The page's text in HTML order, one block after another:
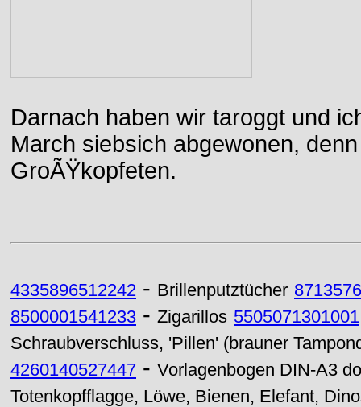
Darnach haben wir taroggt und
March siebsich abgewonen,
GroÃŸkopfeten.
4335896512242 - Brillenputztücher
8500001541233 - Zigarillos 5505071301001
Schraubverschluss, 'Pillen' (brauner
4260140527447 - Vorlagenbogen DIN-A3
Totenkopfflagge, Löwe, Bienen, Elefant,